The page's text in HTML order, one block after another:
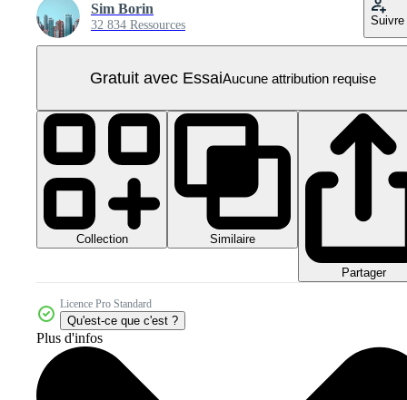
Sim Borin
32 834 Ressources Suivre
Gratuit avec EssaiAucune attribution requise
Collection Similaire
Partager
Licence Pro Standard
Qu'est-ce que c'est ?
Plus d'infos